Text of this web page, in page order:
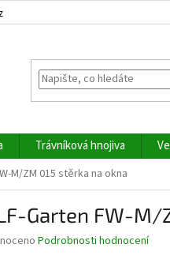
Trávníková hnojiva
M/ZM 015 stěrka na okna
Garten FW-M/
Podrobnosti hodnocení